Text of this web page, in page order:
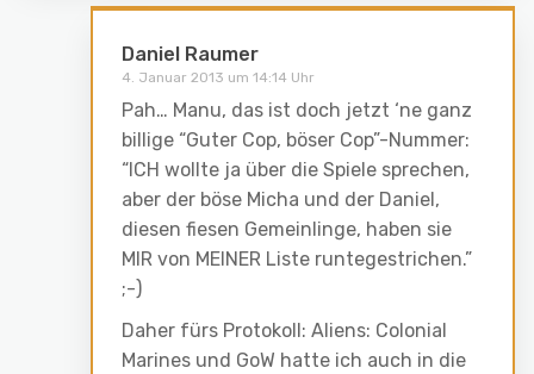
Daniel Raumer
4. Januar 2013 um 14:14 Uhr
Pah… Manu, das ist doch jetzt ‘ne ganz
billige “Guter Cop, böser Cop”-Nummer:
“ICH wollte ja über die Spiele sprechen,
aber der böse Micha und der Daniel,
diesen fiesen Gemeinlinge, haben sie
MIR von MEINER Liste runtegestrichen.”
;-)
Daher fürs Protokoll: Aliens: Colonial
Marines und GoW hatte ich auch in die